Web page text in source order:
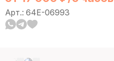
Арт.: 64E-06993